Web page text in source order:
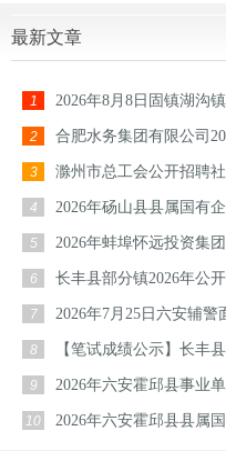
最新文章
1 2026年8月8日固镇湖沟
2 合肥水务集团有限公司
3 滁州市总工会公开招聘
4 2026年砀山县县属国有
5 2026年蚌埠怀远投资集
6 长丰县部分镇2026年公
7 2026年7月25日六安辅警
8 【笔试成绩公示】长丰
9 2026年六安霍邱县事业
10 2026年六安霍邱县县属